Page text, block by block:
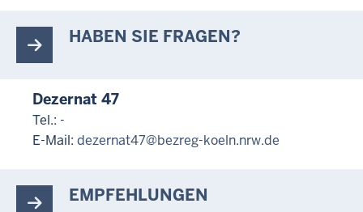
HABEN SIE FRAGEN?
Dezernat 47
Tel.: -
E-Mail: dezernat47@bezreg-koeln.nrw.de
EMPFEHLUNGEN